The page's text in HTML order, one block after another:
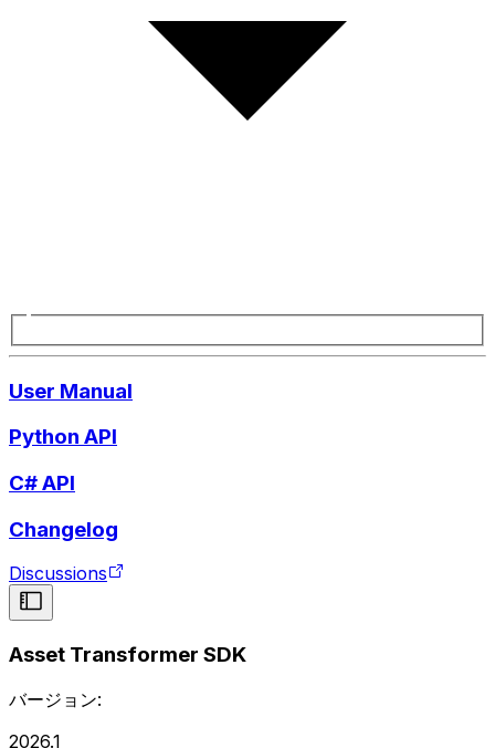
User Manual
Python API
C# API
Changelog
Discussions
Asset Transformer SDK
バージョン:
2026.1